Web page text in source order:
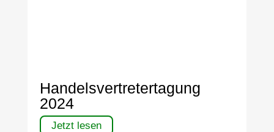
Handelsvertretertagung
2024
Jetzt lesen